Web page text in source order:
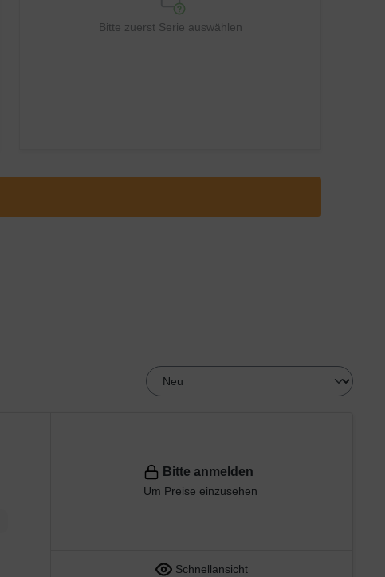
Bitte zuerst Serie auswählen
Bitte anmelden
Um Preise einzusehen
Schnellansicht